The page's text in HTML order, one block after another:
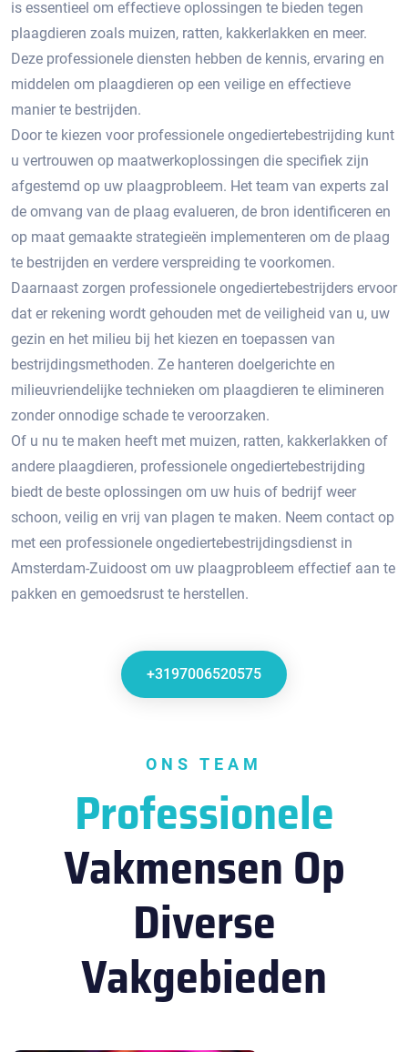
is essentieel om effectieve oplossingen te bieden tegen
plaagdieren zoals muizen, ratten, kakkerlakken en meer.​
Deze professionele diensten hebben de kennis, ervaring en
middelen om plaagdieren op een veilige en effectieve
manier te bestrijden.​
Door te kiezen voor professionele ongediertebestrijding kunt
u vertrouwen op maatwerkoplossingen die specifiek zijn
afgestemd op uw plaagprobleem.​ Het team van experts zal
de omvang van de plaag evalueren, de bron identificeren en
op maat gemaakte strategieën implementeren om de plaag
te bestrijden en verdere verspreiding te voorkomen.
Daarnaast zorgen professionele ongediertebestrijders ervoor
dat er rekening wordt gehouden met de veiligheid van u, uw
gezin en het milieu bij het kiezen en toepassen van
bestrijdingsmethoden.​ Ze hanteren doelgerichte en
milieuvriendelijke technieken om plaagdieren te elimineren
zonder onnodige schade te veroorzaken.​
Of u nu te maken heeft met muizen, ratten, kakkerlakken of
andere plaagdieren, professionele ongediertebestrijding
biedt de beste oplossingen om uw huis of bedrijf weer
schoon, veilig en vrij van plagen te maken.​ Neem contact op
met een professionele ongediertebestrijdingsdienst in
Amsterdam-Zuidoost om uw plaagprobleem effectief aan te
pakken en gemoedsrust te herstellen.​
+3197006520575
ONS TEAM
Professionele
Vakmensen Op
Diverse
Vakgebieden